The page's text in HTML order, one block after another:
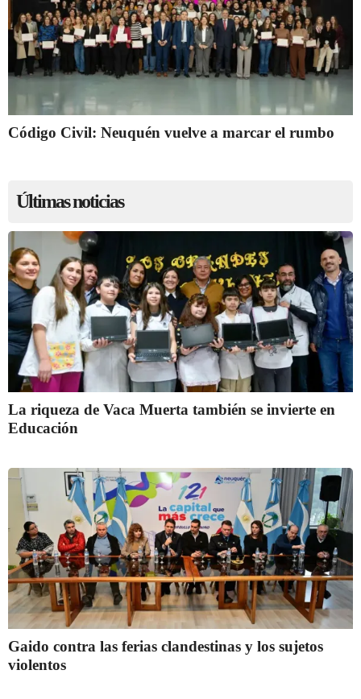
Código Civil: Neuquén vuelve a marcar el rumbo
Últimas noticias
La riqueza de Vaca Muerta también se invierte en
Educación
Gaido contra las ferias clandestinas y los sujetos
violentos